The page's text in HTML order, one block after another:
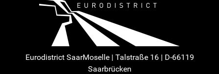
Eurodistrict SaarMoselle | Talstraße 16 | D-66119
Saarbrücken